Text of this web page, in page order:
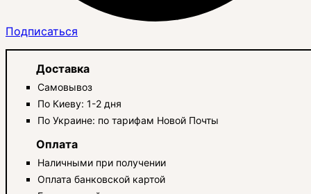
Подписаться
Доставка
Самовывоз
По Киеву: 1-2 дня
По Украине: по тарифам Новой Почты
Оплата
Наличными при получении
Оплата банковской картой